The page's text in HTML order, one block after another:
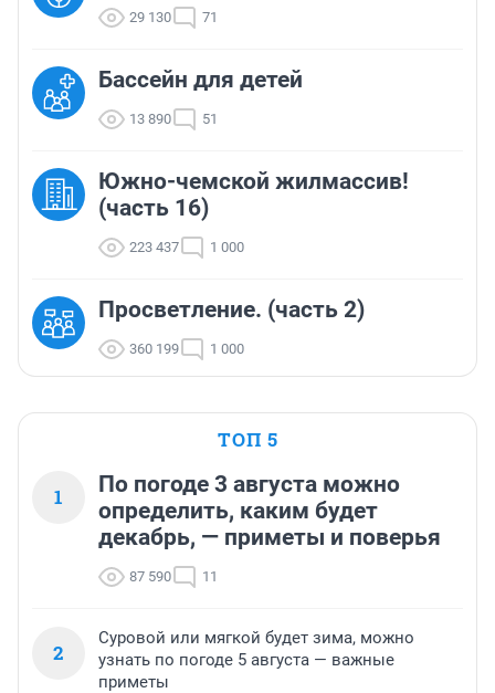
29 130 71
Бассейн для детей
13 890 51
Южно-чемской жилмассив!
(часть 16)
223 437 1 000
Просветление. (часть 2)
360 199 1 000
ТОП 5
1
По погоде 3 августа можно
определить, каким будет
декабрь, — приметы и поверья
87 590 11
2
Суровой или мягкой будет зима, можно
узнать по погоде 5 августа — важные
приметы